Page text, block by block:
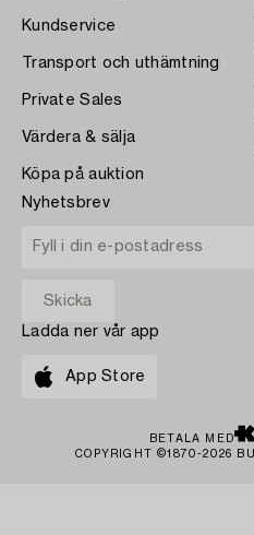
Kundservice
Transport och uthämtning
Private Sales
Värdera & sälja
Köpa på auktion
Nyhetsbrev
Ladda ner vår app
App Store
BETALA MED
COPYRIGHT ©1870-2026